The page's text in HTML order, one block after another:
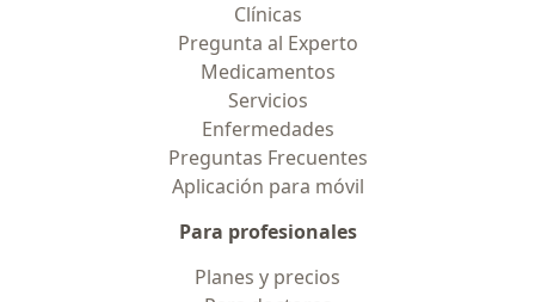
Clínicas
Pregunta al Experto
Medicamentos
Servicios
Enfermedades
Preguntas Frecuentes
Aplicación para móvil
Para profesionales
Planes y precios